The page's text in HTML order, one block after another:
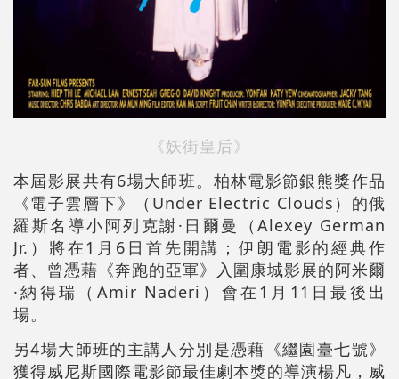
《妖街皇后》
本屆影展共有6場大師班。柏林電影節銀熊獎作品
《電子雲層下》（Under Electric Clouds）的俄
羅斯名導小阿列克謝·日爾曼（Alexey German
Jr.）將在1月6日首先開講；伊朗電影的經典作
者、曾憑藉《奔跑的亞軍》入圍康城影展的阿米爾
·納得瑞（Amir Naderi）會在1月11日最後出
場。
另4場大師班的主講人分別是憑藉《繼園臺七號》
獲得威尼斯國際電影節最佳劇本獎的導演楊凡，威